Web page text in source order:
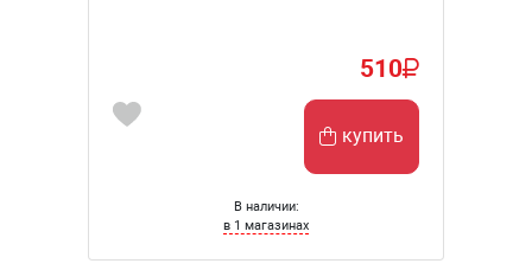
510
купить
В наличии:
в 1 магазинах